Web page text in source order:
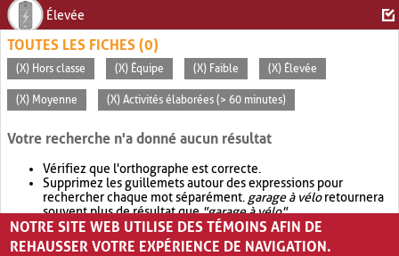
Élevée
TOUTES LES FICHES (0)
(X) Hors classe (X) Équipe (X) Faible (X) Élevée
(X) Moyenne (X) Activités élaborées (> 60 minutes)
Votre recherche n'a donné aucun résultat
Vérifiez que l'orthographe est correcte.
Supprimez les guillemets autour des expressions pour
rechercher chaque mot séparément. garage à véloretournera
souvent plus de résultat que"garage à vélo".
Envisagez d'élargir votre recherche avec OR.garage OR vélo
retournera souvent plus de résultat quegarage à vélo
NOTRE SITE WEB UTILISE DES TÉMOINS AFIN DE
REHAUSSER VOTRE EXPÉRIENCE DE NAVIGATION.